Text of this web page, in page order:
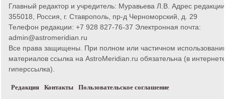
Главный редактор и учредитель: Муравьева Л.В. Адрес
355018, Россия, г. Ставрополь, пр-д Черноморский, д. 29
Телефон редакции: +7 928 827-76-37 Электронная почта:
admin@astromeridian.ru
Все права защищены. При полном или частичном
материалов ссылка на AstroMeridian.ru обязательна (в
гиперссылка).
Редакция Контакты Пользовательское соглашение